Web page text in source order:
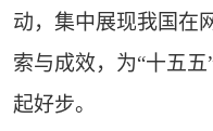
动，集中展现我国在
索与成效，为“十五五
起好步。